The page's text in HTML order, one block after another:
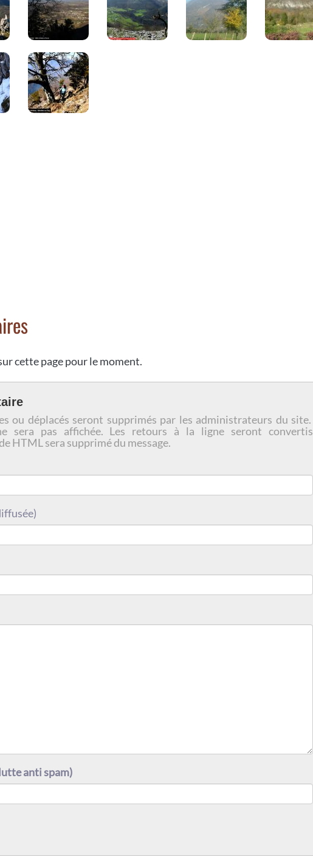
cette page pour le moment.
ou déplacés seront supprimés par les administrateurs du site.
sera pas affichée. Les retours à la ligne seront convertis
HTML sera supprimé du message.
anti spam)